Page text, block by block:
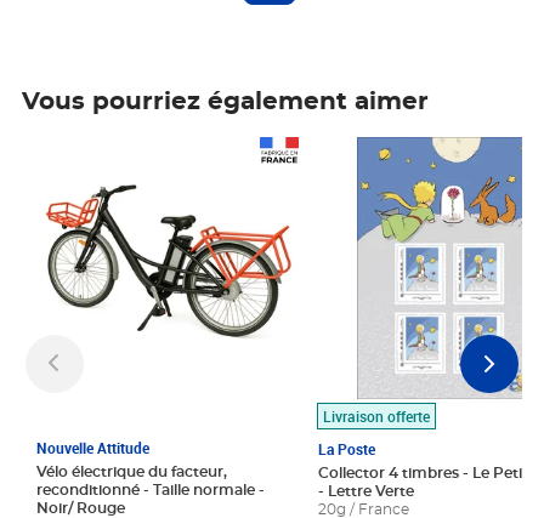
Vous pourriez également aimer
Nouvelle Attitude
Vélo électrique du facteur,
reconditionné - Taille normale -
Noir/ Rouge
Livraison offerte
La Poste
Collector 4 timbres - Le Petit
- Lettre Verte
20g / France
Prix 7,50€